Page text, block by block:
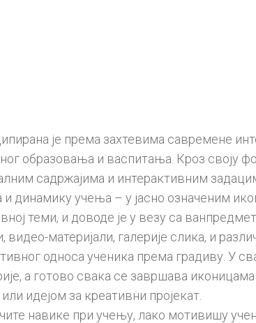
је према захтевима савремене
образовања и васпитања. Кроз своју
садржајима и интерактивним
и динамику учења – у јасно означеним
теми, и доводе је у везу са
материјали, галерије слика, и
односа ученика према градиву. У
а готово свака се завршава
идејом за креативни пројекат.
навике при учењу, лако мотивишу